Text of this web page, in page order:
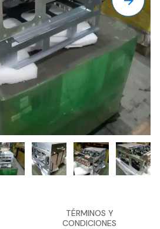
TÉRMINOS Y
CONDICIONES